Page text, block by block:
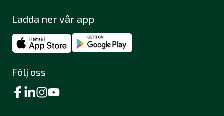
Ladda ner vår app
Följ oss